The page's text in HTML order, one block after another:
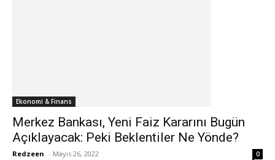
Ekonomi & Finans
Merkez Bankası, Yeni Faiz Kararını Bugün
Açıklayacak: Peki Beklentiler Ne Yönde?
Redzeen - Mayıs 26, 2022 0